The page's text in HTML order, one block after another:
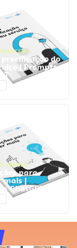
precificação do
| Prompts
, VENDAS
para
mais |
ChatGPT